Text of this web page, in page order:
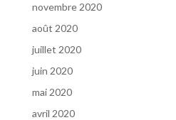
novembre 2020
août 2020
juillet 2020
juin 2020
mai 2020
avril 2020